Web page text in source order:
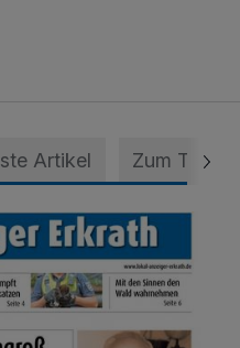
Artikel Zum Thema
online